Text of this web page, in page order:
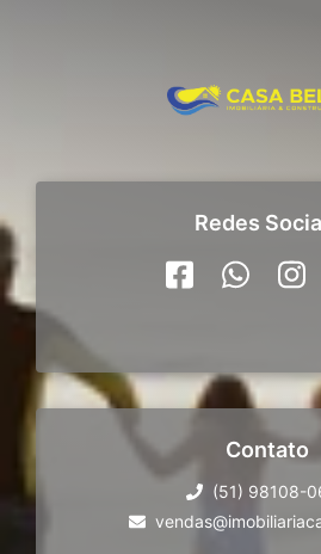
Redes
Contato
(51) 98108-